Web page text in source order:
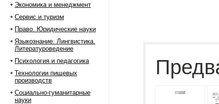
Экономика и менеджмент
Сервис и туризм
Право. Юридические науки
Языкознание. Лингвистика.
Литературоведение
Психология и педагогика
Технологии пищевых
производств
Социально-гуманитарные
науки